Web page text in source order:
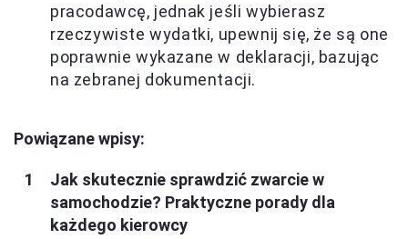
pracodawcę, jednak jeśli wybierasz
rzeczywiste wydatki, upewnij się, że są one
poprawnie wykazane w deklaracji, bazując
na zebranej dokumentacji.
Powiązane wpisy:
Jak skutecznie sprawdzić zwarcie w
samochodzie? Praktyczne porady dla
każdego kierowcy